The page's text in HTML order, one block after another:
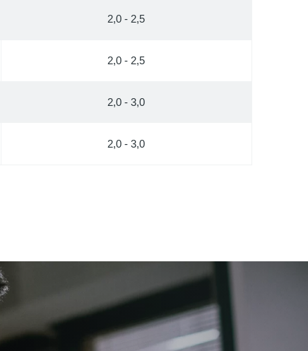
2,0 - 2,5
2,0 - 2,5
2,0 - 3,0
2,0 - 3,0